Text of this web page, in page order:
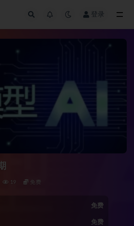
登录
19 免费
免费
免费